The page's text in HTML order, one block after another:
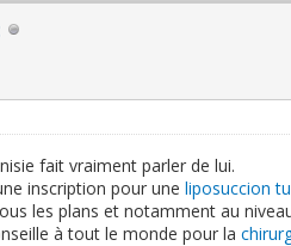
fait vraiment parler de lui.
inscription pour une liposuccion
les plans et notamment au
à tout le monde pour la